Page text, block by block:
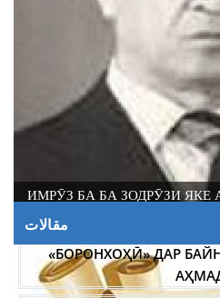
ИМРӮЗ БА БА ЗОДРӮЗИ
ФОЛКЛОРШИНОСИИمقالات
НАВГАРОӢ ДАР “САДОИ